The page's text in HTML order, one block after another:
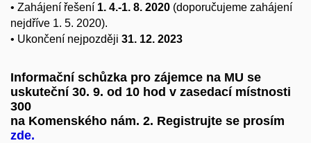
• Zahájení řešení 1. 4.-1. 8. 2020 (doporučujeme zahájení
nejdříve 1. 5. 2020).
• Ukončení nejpozději 31. 12. 2023
Informační schůzka pro zájemce na MU se
uskuteční 30. 9. od 10 hod v zasedací místnosti
300
na Komenského nám. 2. Registrujte se prosím
zde.